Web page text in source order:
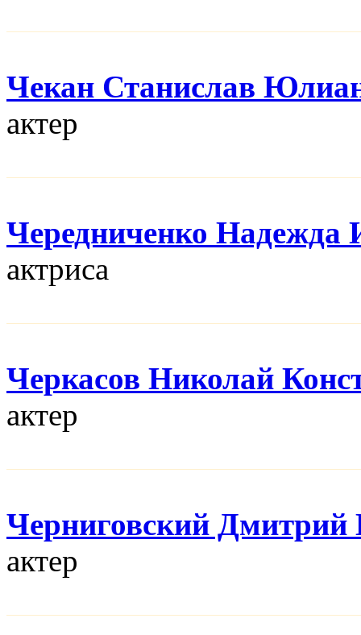
Чекан Станислав
актер
Чередниченко Надежда
актриса
Черкасов Николай
актер
Черниговский Дмитрий
актер